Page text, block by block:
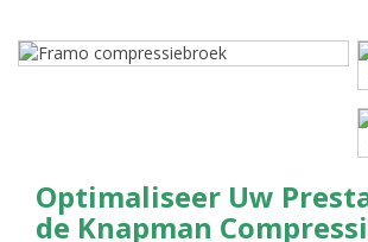
Optimaliseer Uw
de Knapman